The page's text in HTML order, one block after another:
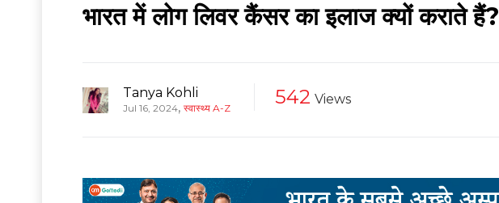
भारत में लोग लिवर कैंसर का इलाज क्यों कराते हैं?
Tanya Kohli
Jul 16, 2024, स्वास्थ्य A-Z 542 Views